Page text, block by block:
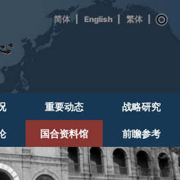
| English
重要动态 战略研究
国合资料馆 前瞻参考